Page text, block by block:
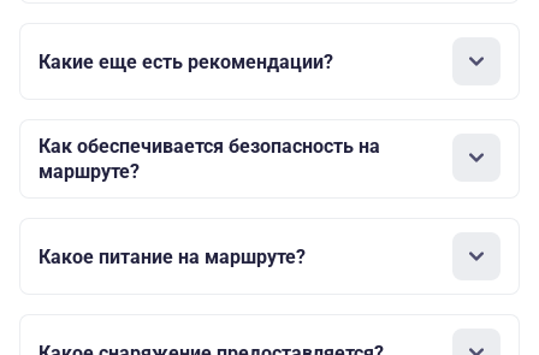
Какие еще есть рекомендации?
Как обеспечивается безопасность на
маршруте?
Какое питание на маршруте?